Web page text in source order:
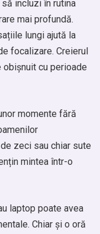
incluzi în rutina
mai profundă.
lungi ajută la
focalizare. Creierul
cu perioade
momente fără
zeci sau chiar sute
mintea într-o
laptop poate avea
Chiar și o oră